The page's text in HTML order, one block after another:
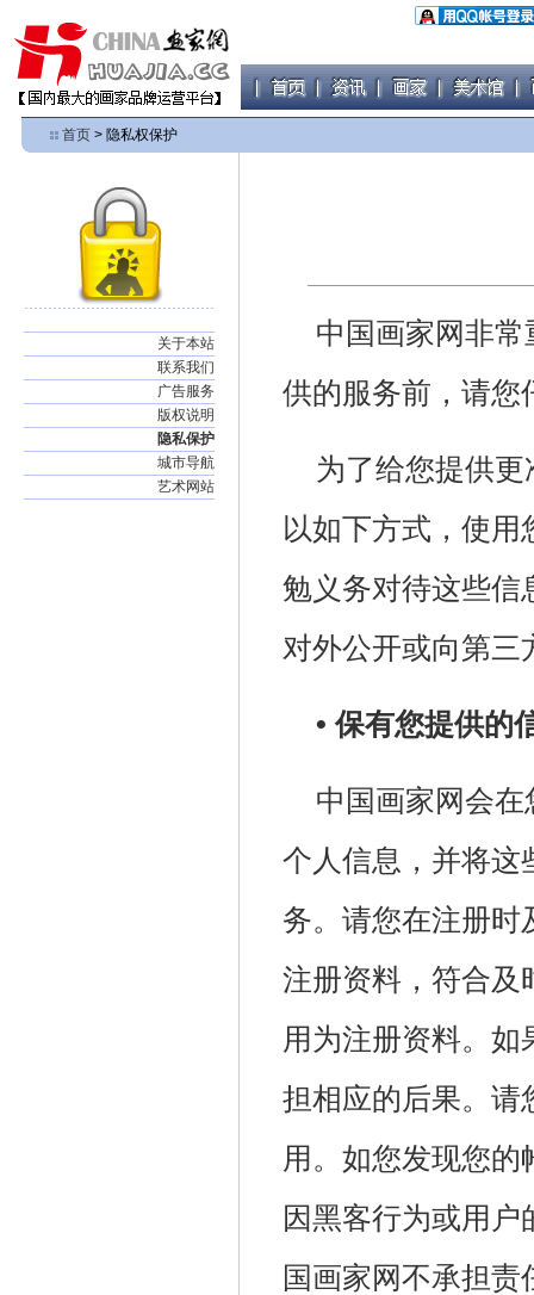
首页 > 隐私权保护
关于本站
联系我们
广告服务
版权说明
隐私保护
城市导航
艺术网站
中国画家网非
供的服务前，请您
为了给您提供
以如下方式，使
勉义务对待这些信
对外公开或向第三
• 保有您提供的
中国画家网会
个人信息，并将这
务。请您在注册时
注册资料，符合及
用为注册资料。
担相应的后果。请
用。如您发现您
因黑客行为或用
国画家网不承担责